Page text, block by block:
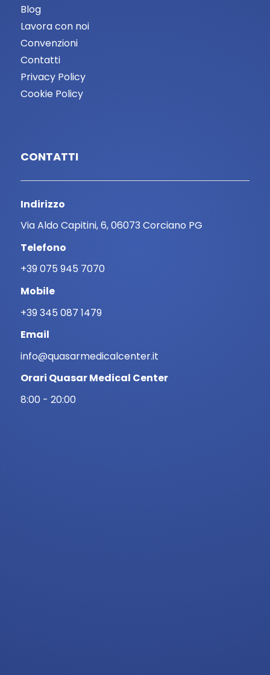
Blog
Lavora con noi
Convenzioni
Contatti
Privacy Policy
Cookie Policy
CONTATTI
Indirizzo
Via Aldo Capitini, 6, 06073 Corciano PG
Telefono
+39 075 945 7070
Mobile
+39 345 087 1479
Email
info@quasarmedicalcenter.it
Orari Quasar Medical Center
8:00 - 20:00